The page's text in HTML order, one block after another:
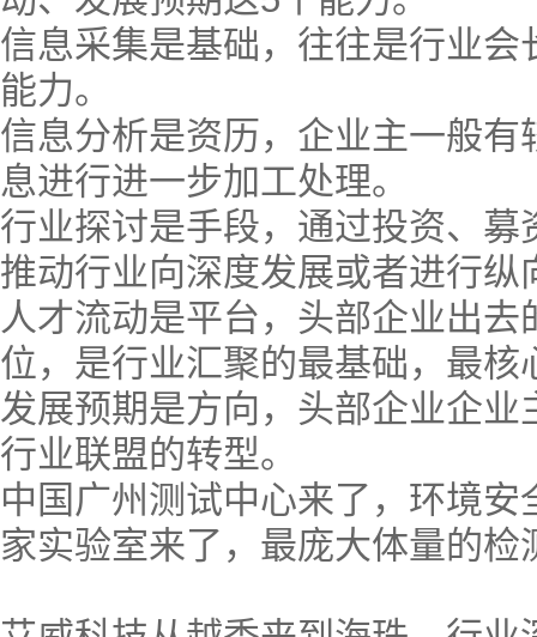
信息采集是基础，往往是行业
能力。
信息分析是资历，企业主一般
息进行进一步加工处理。
行业探讨是手段，通过投资、
推动行业向深度发展或者进行纵
人才流动是平台，头部企业出
位，是行业汇聚的最基础，最核
发展预期是方向，头部企业企
行业联盟的转型。
中国广州测试中心来了，环境
家实验室来了，最庞大体量的检